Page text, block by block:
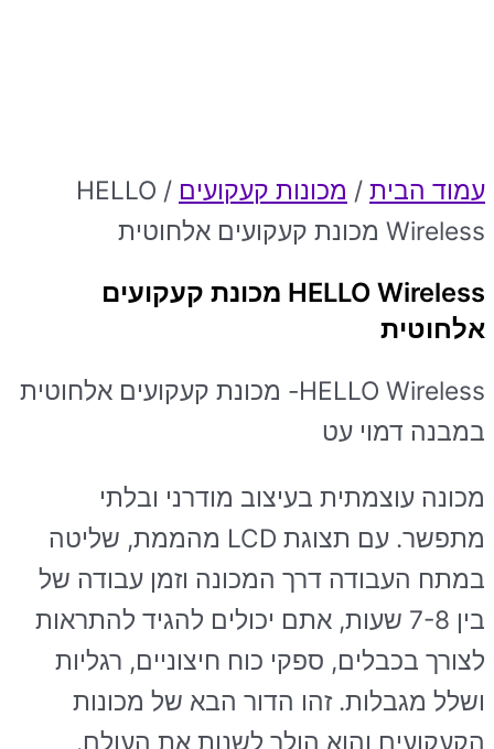
עמוד הבית / מכונות קעקועים
/ HELLO
Wireless מכונת קעקועים אלחוטית
HELLO Wireless מכונת קעקועים
אלחוטית
HELLO Wireless- מכונת קעקועים אלחוטית
במבנה דמוי עט
מכונה עוצמתית בעיצוב מודרני ובלתי
מתפשר. עם תצוגת LCD מהממת, שליטה
במתח העבודה דרך המכונה וזמן עבודה של
בין 7-8 שעות, אתם יכולים להגיד להתראות
לצורך בכבלים, ספקי כוח חיצוניים, רגליות
ושלל מגבלות. זהו הדור הבא של מכונות
הקעקועים והוא הולך לשנות את העולם.